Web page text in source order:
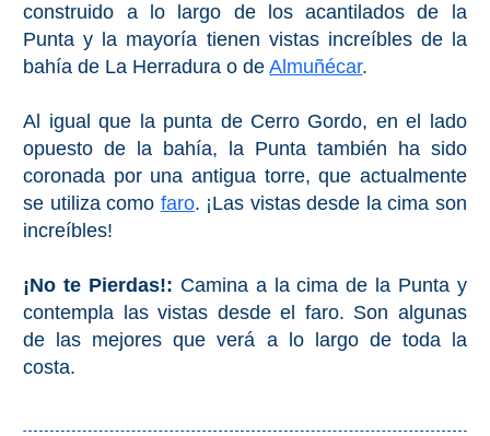
Museos
Monumentos
Playas de Granada
Playas de Maro
Excursiones Desde Málaga
QUÉ
➜
construido a lo largo de los acantilados de la
Punta y la mayoría tienen vistas increíbles de la
bahía de La Herradura o deAlmuñécar.
Al igual que la punta de Cerro Gordo, en el lado
opuesto de la bahía, la Punta también ha sido
coronada por una antigua torre, que actualmente
se utiliza como faro. ¡Las vistas desde la cima son
increíbles!
¡No te Pierdas!: Camina a la cima de la Punta y
contempla las vistas desde el faro. Son algunas
de las mejores que verá a lo largo de toda la
costa.